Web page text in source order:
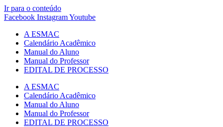
Ir para o conteúdo
Facebook InstagramYoutube
A ESMAC
Calendário Acadêmico
Manual do Aluno
Manual do Professor
EDITAL DE PROCESSO
A ESMAC
Calendário Acadêmico
Manual do Aluno
Manual do Professor
EDITAL DE PROCESSO